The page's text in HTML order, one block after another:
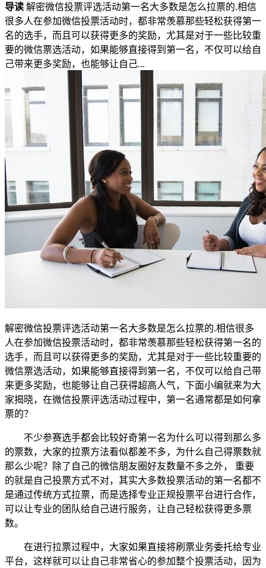
导读 解密微信投票评选活动第一名大多数是怎么拉票的.相信
很多人在参加微信投票活动时，都非常羡慕那些轻松获得第一
名的选手，而且可以获得更多的奖励，尤其是对于一些比较重
要的微信票选活动，如果能够直接得到第一名，不仅可以给自
己带来更多奖励，也能够让自己...
解密微信投票评选活动第一名大多数是怎么拉票的.相信很多
人在参加微信投票活动时，都非常羡慕那些轻松获得第一名的
选手，而且可以获得更多的奖励，尤其是对于一些比较重要的
微信票选活动，如果能够直接得到第一名，不仅可以给自己带
来更多奖励，也能够让自己获得超高人气，下面小编就来为大
家揭晓，在微信投票评选活动过程中，第一名通常都是如何拿
票的？
不少参赛选手都会比较好奇第一名为什么可以得到那么多
的票数，大家的拉票方法看似都差不多，为什么自己得票数就
那么少呢？除了自己的微信朋友圈好友数量不多之外， 重要
的就是自己投票方式不对，其实大多数投票活动的第一名都不
是通过传统方式拉票，而是选择专业正规投票平台进行合作，
可以让专业的团队给自己进行服务，让自己轻松获得更多票
数。
在进行拉票过程中，大家如果直接将刷票业务委托给专业
平台，这样就可以让自己非常省心的参加整个投票活动，因为